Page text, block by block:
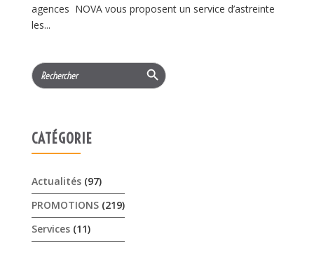
agences NOVA vous proposent un service d’astreinte
les...
Search
for:
Search Button
CATÉGORIE
Actualités(97)
PROMOTIONS(219)
Services(11)